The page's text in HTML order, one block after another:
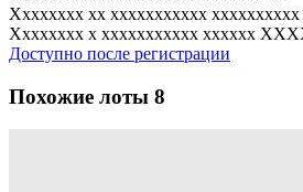
Xxxxxxxx xx xxxxxxxxxxx
Xxxxxxxx x xxxxxxxxxxx xxxxxx
Доступно после регистрации
Похожие лоты 8